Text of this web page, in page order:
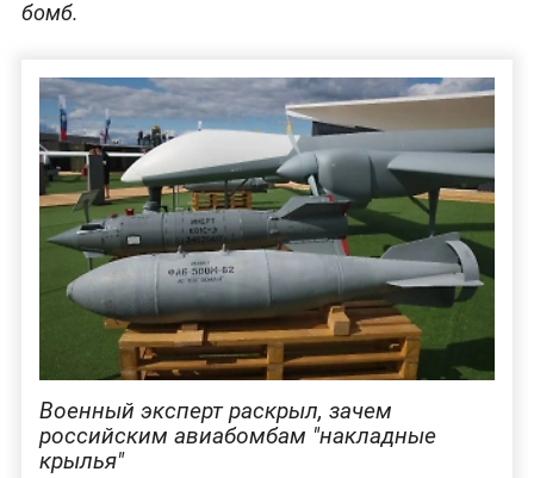
бомб.
Военный эксперт раскрыл, зачем
российским авиабомбам "накладные
крылья"